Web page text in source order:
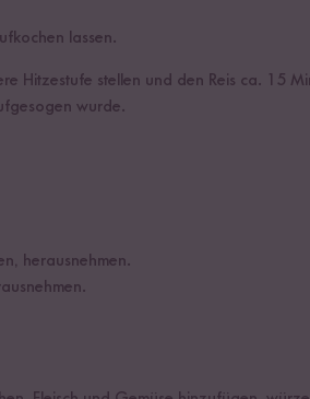
lassen.
Hitzestufe stellen und den Reis ca. 15
wurde.
herausnehmen.